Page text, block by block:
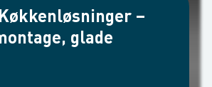
Køkkenløsninger –
glade